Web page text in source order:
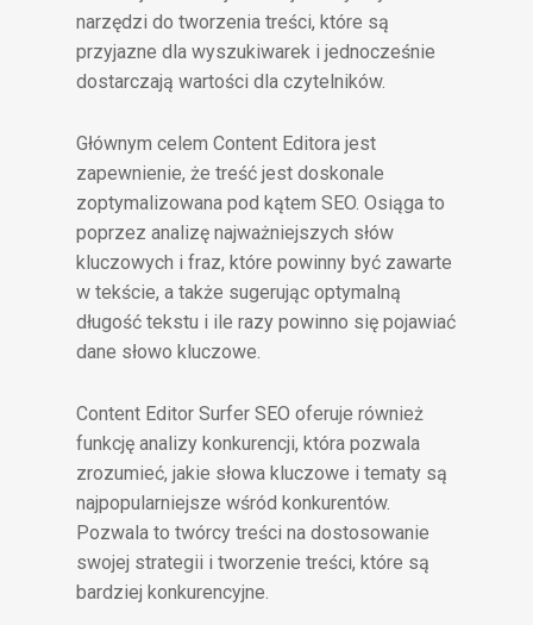
narzędzi do tworzenia treści, które są
przyjazne dla wyszukiwarek i jednocześnie
dostarczają wartości dla czytelników.
Głównym celem Content Editora jest
zapewnienie, że treść jest doskonale
zoptymalizowana pod kątem SEO. Osiąga to
poprzez analizę najważniejszych słów
kluczowych i fraz, które powinny być zawarte
w tekście, a także sugerując optymalną
długość tekstu i ile razy powinno się pojawiać
dane słowo kluczowe.
Content Editor Surfer SEO oferuje również
funkcję analizy konkurencji, która pozwala
zrozumieć, jakie słowa kluczowe i tematy są
najpopularniejsze wśród konkurentów.
Pozwala to twórcy treści na dostosowanie
swojej strategii i tworzenie treści, które są
bardziej konkurencyjne.